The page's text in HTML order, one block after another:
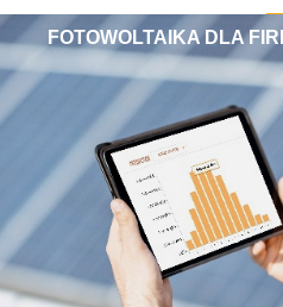
FOTOWOLTAIKA DLA